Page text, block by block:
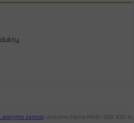
Laistymo žarnosLaistymo žarna MAN-3/4X 100 m,